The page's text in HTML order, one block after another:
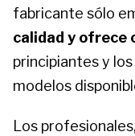
fabricante sólo
calidad y ofrece
principiantes y
modelos
Los